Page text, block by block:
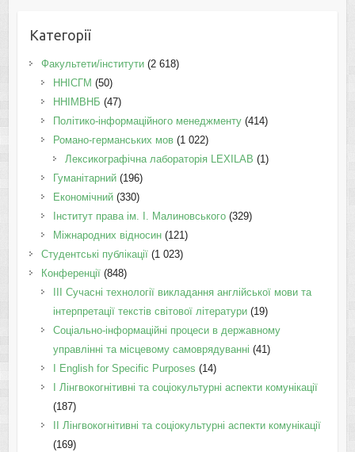
Категорії
Факультети/інститути(2 618)
ННІСГМ (50)
ННІМВНБ (47)
Політико-інформаційного менеджменту(414)
Романо-германських мов(1 022)
Лексикографічна лабораторія LEXILAB (1)
Гуманітарний(196)
Економічний(330)
Інститут права ім. І. Малиновського(329)
Міжнародних відносин(121)
Студентські публікації(1 023)
Конференції(848)
III Сучасні технології викладання англійської мови та
інтерпретації текстів світової літератури(19)
Соціально-інформаційні процеси в державному
управлінні та місцевому самоврядуванні (41)
І English for Specific Purposes (14)
I Лінгвокогнітивні та соціокультурні аспекти комунікації
(187)
IІ Лінгвокогнітивні та соціокультурні аспекти комунікації
(169)